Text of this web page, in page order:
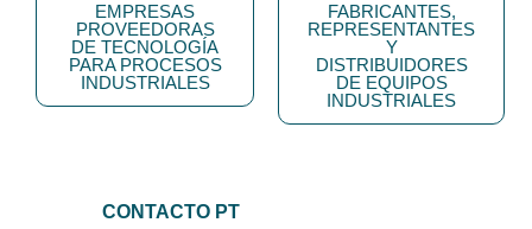
EMPRESAS
PROVEEDORAS
DE TECNOLOGÍA
PARA PROCESOS
INDUSTRIALES
FABRICANTES,
REPRESENTANTES
Y
DISTRIBUIDORES
DE EQUIPOS
INDUSTRIALES
CONTACTO PT